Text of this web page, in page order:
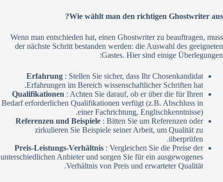
Wie wählt man den richtigen Ghostwriter aus?
Wenn man entschieden hat, einen Ghostwriter zu beauftragen, muss
der nächste Schritt bestanden werden: die Auswahl des geeigneten
Gastes. Hier sind einige Überlegungen:
Erfahrung : Stellen Sie sicher, dass Ihr Chosenkandidat
Erfahrungen im Bereich wissenschaftlicher Schriften hat.
Qualifikationen : Achten Sie darauf, ob er über die für Ihren
Bedarf erforderlichen Qualifikationen verfügt (z.B. Abschluss in
einer Fachrichtung, Englischkenntnisse).
Referenzen und Beispiele : Bitten Sie um Referenzen oder
zirkulieren Sie Beispiele seiner Arbeit, um Qualität zu
überprüfen.
Preis-Leistungs-Verhältnis : Vergleichen Sie die Preise der
unterschiedlichen Anbieter und sorgen Sie für ein ausgewogenes
Verhältnis von Preis und erwarteter Qualität.